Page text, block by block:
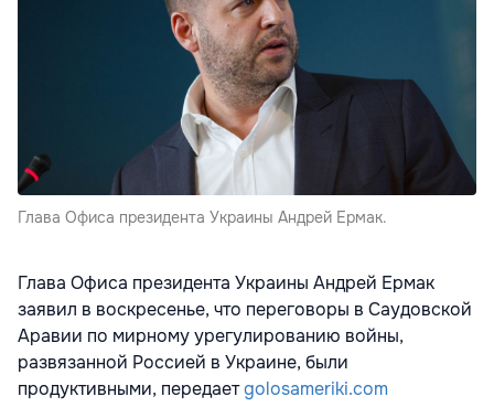
Глава Офиса президента Украины Андрей Ермак.
Глава Офиса президента Украины Андрей Ермак
заявил в воскресенье, что переговоры в Саудовской
Аравии по мирному урегулированию войны,
развязанной Россией в Украине, были
продуктивными, передаетgolosameriki.com